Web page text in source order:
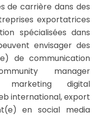
de carrière dans des
exportatrices
spécialisées dans
envisager des
de communication
manager
marketing digital
international, export
en social media